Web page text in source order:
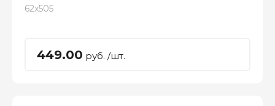
62x505
449.00 руб. /шт.